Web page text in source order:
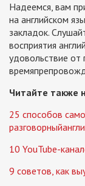
Надеемся, вам
на английском
закладок.
восприятия
удовольствие от
Читайте также
25 способов
разговорный
10 YouTube-
9 советов, как